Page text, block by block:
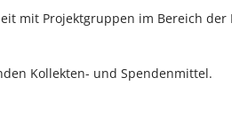
mit Projektgruppen im Bereich der
Kollekten- und Spendenmittel.